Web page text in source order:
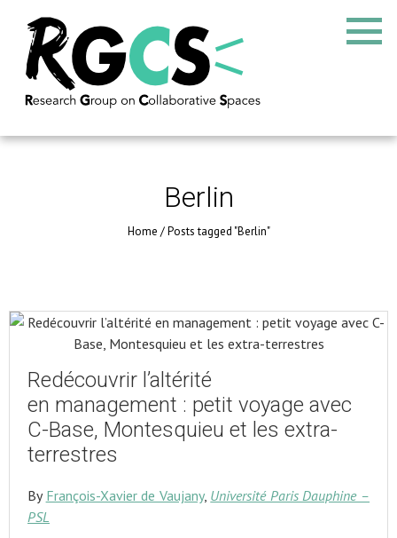
Berlin
Home /Posts tagged "Berlin"
Redécouvrir l’altérité
en management : petit voyage avec
C-Base, Montesquieu et les extra-
terrestres
By François-Xavier de Vaujany, Université Paris Dauphine –
PSL